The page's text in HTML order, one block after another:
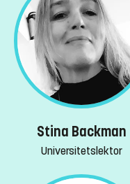
Stina Backman
Universitetslektor